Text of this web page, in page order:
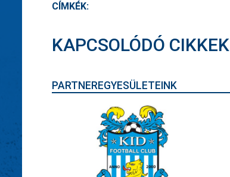
CÍMKÉK:
KAPCSOLÓDÓ CIKKEK
PARTNEREGYESÜLETEINK